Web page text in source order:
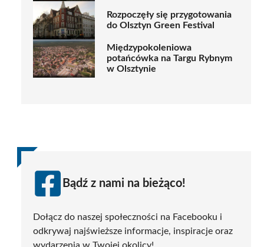
Rozpoczęły się przygotowania
do Olsztyn Green Festival
Międzypokoleniowa
potańcówka na Targu Rybnym
w Olsztynie
Bądź z nami na bieżąco!
Dołącz do naszej społeczności na Facebooku i
odkrywaj najświeższe informacje, inspiracje oraz
wydarzenia w Twojej okolicy!